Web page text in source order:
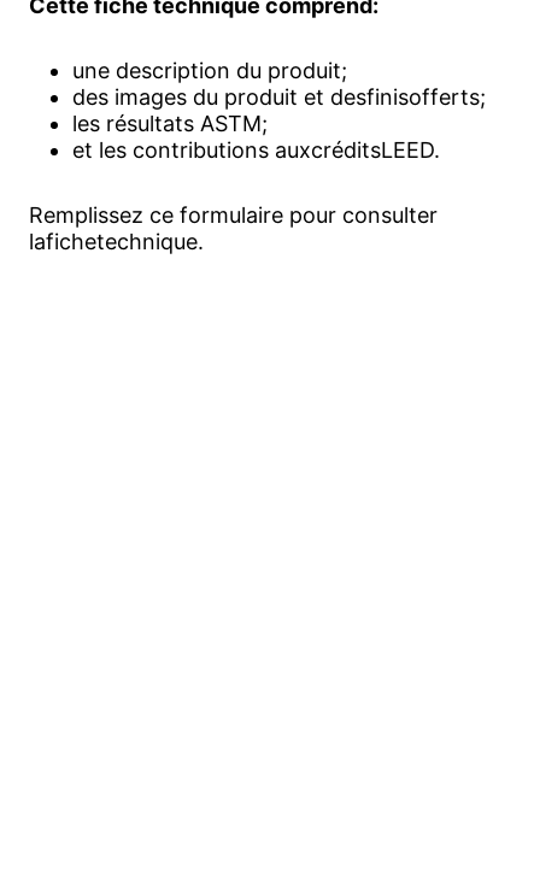
Cette fiche technique comprend:
une description du produit;
des images du produit et desfinisofferts;
les résultats ASTM;
et les contributions auxcréditsLEED.
Remplissez ce formulaire pour consulter
lafichetechnique.